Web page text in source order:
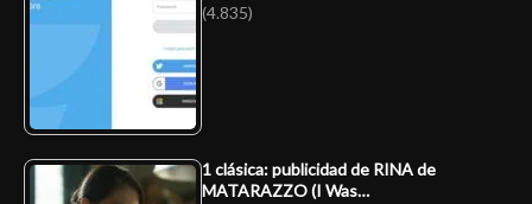
(4.835)
1 clásica: publicidad de RINA de
MATARAZZO (I Was…